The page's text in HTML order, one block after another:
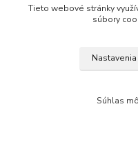
info@kamenik.sk
Tieto webové stránky
súbory
Nastavenia
Súhlas